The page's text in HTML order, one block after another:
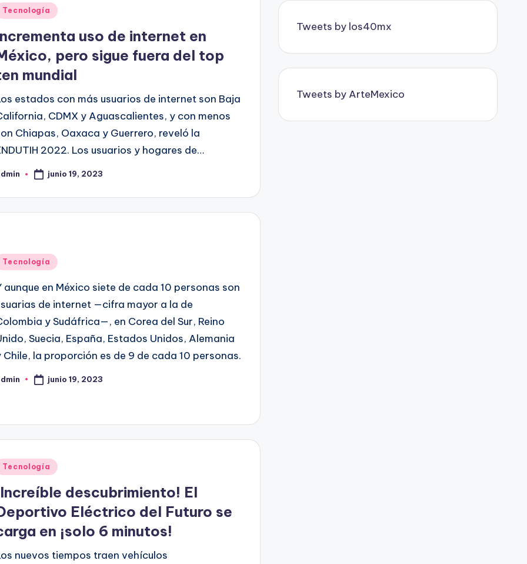
Tecnología
uso de internet en
pero sigue fuera del top
mundial
estados con más usuarios de internet son Baja
CDMX y Aguascalientes, y con menos
Chiapas, Oaxaca y Guerrero, reveló la
2022. Los usuarios y hogares de…
junio 19, 2023
Tecnología
aunque en México siete de cada 10 personas son
de internet —cifra mayor a la de
y Sudáfrica—, en Corea del Sur, Reino
Suecia, España, Estados Unidos, Alemania
Chile, la proporción es de 9 de cada 10 personas.
junio 19, 2023
Tecnología
descubrimiento! El
Eléctrico del Futuro se
en ¡solo 6 minutos!
nuevos tiempos traen vehículos
Tweets by los40mx
Tweets by ArteMexico